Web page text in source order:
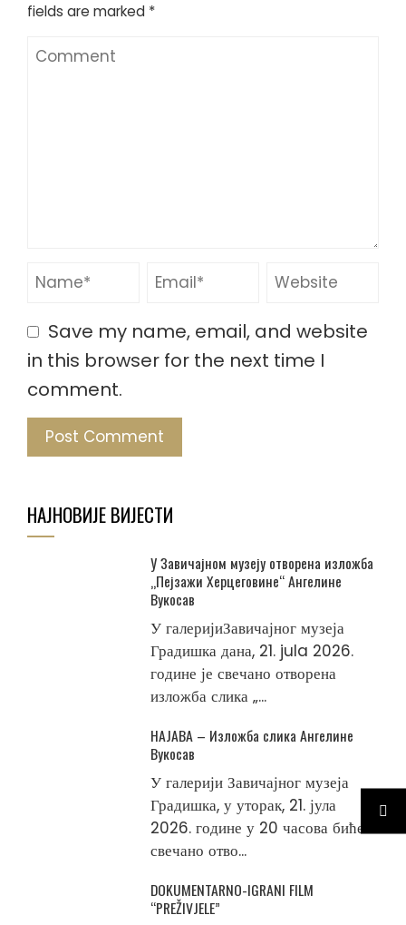
fields are marked *
Save my name, email, and website
in this browser for the next time I
comment.
НАЈНОВИЈЕ ВИЈЕСТИ
У Завичајном музеју отворена изложба
„Пејзажи Херцеговине“ Ангелине
Вукосав
У галеријиЗавичајног музеја
Градишка дана, 21. jula 2026.
године је свечано отворена
изложба слика „...
НАЈАВА – Изложба слика Ангелине
Вукосав
У галерији Завичајног музеја
Градишка, у уторак, 21. јула
2026. године у 20 часова биће
свечано отво...
DOKUMENTARNO-IGRANI FILM
“PREŽIVJELE”